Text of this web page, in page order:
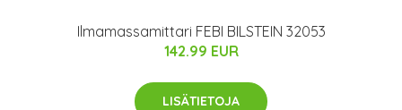
Ilmamassamittari FEBI BILSTEIN 32053
142.99 EUR
LISÄTIETOJA